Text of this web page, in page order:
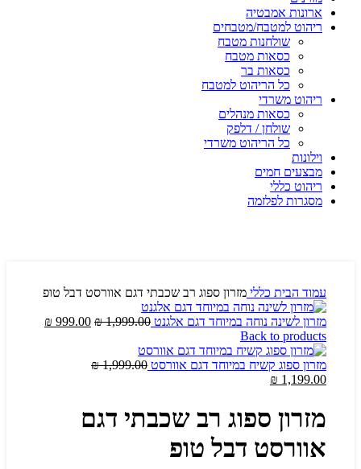
ארונות אמבטיה
ריהוט למטבח/מטבחים
שולחנות מטבח
כסאות מטבח
כסאות בר
כל הריהוט למטבח
ריהוט משרדי
כסאות מנהלים
שולחן / דלפק
כל הריהוט משרדי
וילונות
מבצעים חמים
ריהוט כללי
מסגרות לפלזמה
עמוד הבית כללי מזרון ספוג רב שכבתי דגם אוורסט דבל טופ
מזרון לשינה נוחה במיוחד דגם אלגנט 1,999.00
₪
999.00
₪
Back to products
מזרון ספוג קשיח במיוחד דגם אוורסט 1,999.00
₪
1,199.00
₪
מזרון ספוג רב שכבתי דגם
אוורסט דבל טופ